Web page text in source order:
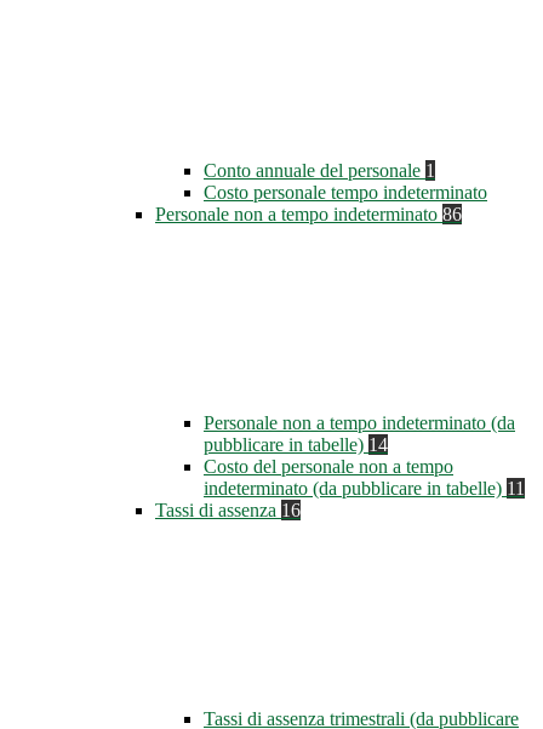
Conto annuale del personale 1
Costo personale tempo indeterminato
Personale non a tempo indeterminato 86
Personale non a tempo indeterminato (da
pubblicare in tabelle) 14
Costo del personale non a tempo
indeterminato (da pubblicare in tabelle) 11
Tassi di assenza 16
Tassi di assenza trimestrali (da pubblicare